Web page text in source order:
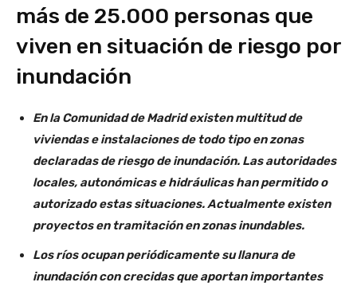
más de 25.000 personas que
viven en situación de riesgo por
inundación
En la Comunidad de Madrid existen multitud de
viviendas e instalaciones de todo tipo en zonas
declaradas de riesgo de inundación. Las autoridades
locales, autonómicas e hidráulicas han permitido o
autorizado estas situaciones. Actualmente existen
proyectos en tramitación en zonas inundables.
Los ríos ocupan periódicamente su llanura de
inundación con crecidas que aportan importantes